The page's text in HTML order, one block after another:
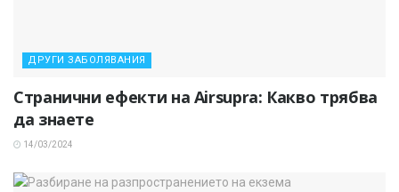
ДРУГИ ЗАБОЛЯВАНИЯ
Странични ефекти на Airsupra: Какво трябва
да знаете
14/03/2024